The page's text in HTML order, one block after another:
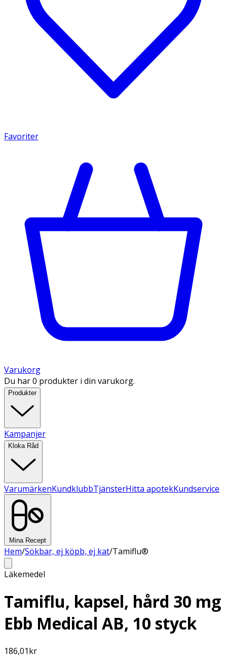
Favoriter
Varukorg
Du har 0 produkter i din varukorg.
Produkter
Kampanjer
Kloka Råd
VarumärkenKundklubbTjänsterHitta apotekKundservice
Mina Recept
Hem/Sökbar, ej köpb, ej kat/Tamiflu®
Läkemedel
Tamiflu, kapsel, hård 30 mg
Ebb Medical AB, 10 styck
186,01kr